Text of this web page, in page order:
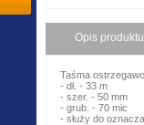
Opis produktu
Taśma
- dł. - 33 m
- szer. - 50 mm
- grub. - 70 mic
- służy do